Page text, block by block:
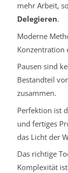
mehr Arbeit,
Delegieren.
Moderne
Konzentration
Pausen sind
Bestandteil
zusammen.
Perfektion ist
und fertiges
das Licht der
Das richtige
Komplexität